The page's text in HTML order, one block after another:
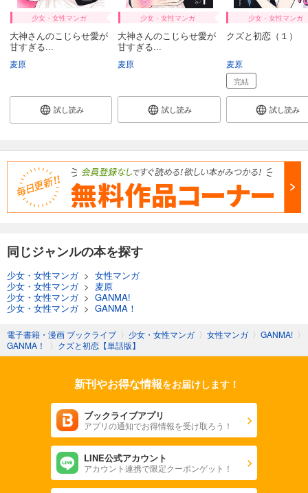
少女・女性マンガ
大神さんのこじらせ愛が
甘すぎる...
麦原
試し読み
少女・女性マンガ
大神さんのこじらせ愛が
甘すぎる...
麦原
試し読み
少女・女性マンガ
クズと初恋（１）
麦原
完結
試し読み
同じジャンルの本を探す
少女・女性マンガ> 女性マンガ
少女・女性マンガ> 麦原
少女・女性マンガ> GANMA!
少女・女性マンガ> GANMA！
電子書籍・漫画 ブックライブ 〉 少女・女性マンガ 〉 女性マンガ 〉 GANMA! 〉
GANMA！
〉 クズと初恋【単話版】
新刊やお得な情報をお届けします！
ブックライブアプリ
アプリの通知でお得情報を受け取ろう！
LINE公式アカウント
アカウント連携で限定クーポンゲット！